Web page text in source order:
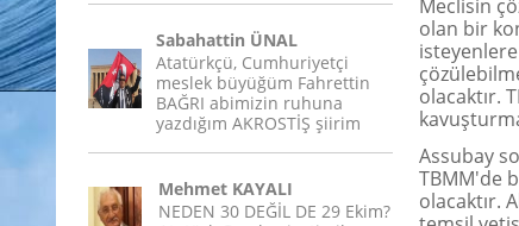
Sabahattin ÜNAL
Atatürkçü, Cumhuriyetçi
meslek büyüğüm Fahrettin
BAĞRI abimizin ruhuna
yazdığım AKROSTİŞ şiirim
Mehmet KAYALI
NEDEN 30 DEĞİL DE 29 Ekim?
Meclisin
olan bir
olacaktır.
Assubay
TBMM'de
olacaktır.